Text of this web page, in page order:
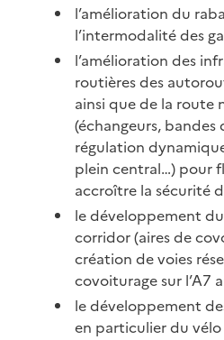
l’amélioration du
l’intermodalité des
l’amélioration des
routières des
ainsi que de la route
(échangeurs, bandes
régulation
plein central…) pour
accroître la sécurité
le développement
corridor (aires de
création de voies
covoiturage sur l’A7
le développement
en particulier du vélo